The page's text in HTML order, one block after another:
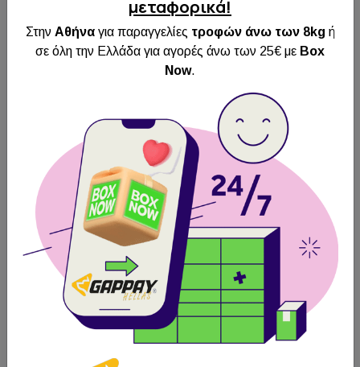
Αλυσίδα ΦΙΔΙ
ΑΣΗΜΕΝΙΑ brass
chrome plated OEM
Αποστολή
Πανελλαδικά
Δωρεάν
Παραλαβή από
Αλυσίδα ''ΦΙΔΙ''
ΧΡΥΣΗ brass gold
plated OEM
Άμεση
Αποστολή
Δωρεάν
Παραλαβή από
BOX NOW
μεταφορικά!
Στην Αθήνα για παραγγελίες τροφών άνω των 8kg ή
σε όλη την Ελλάδα για αγορές άνω των 25€ με Box
Now.